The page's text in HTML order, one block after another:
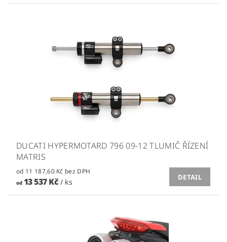
DUCATI HYPERMOTARD 796 09-12 TLUMIČ ŘÍZENÍ
MATRIS
od 11 187,60 Kč bez DPH
od13 537 Kč / ks
DETAIL